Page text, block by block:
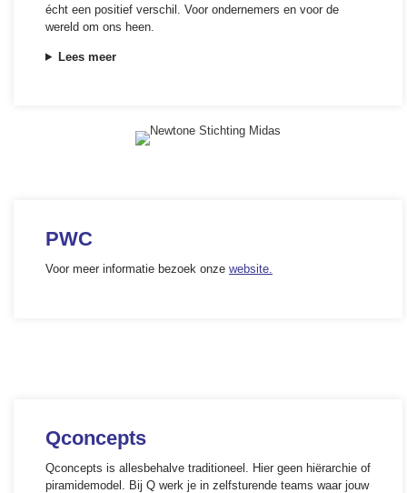
écht een positief verschil. Voor ondernemers en voor de
wereld om ons heen.
Lees meer
PWC
Voor meer informatie bezoek onze website.
Qconcepts
Qconcepts is allesbehalve traditioneel. Hier geen hiërarchie of
piramidemodel. Bij Q werk je in zelfsturende teams waar jouw